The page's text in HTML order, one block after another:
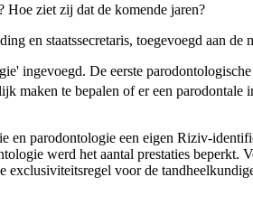
Hoe ziet zij dat de komende jaren?
en staatssecretaris, toegevoegd aan
ingevoegd. De eerste
maken te bepalen of er een
en parodontologie een eigen Riziv-
werd het aantal prestaties
voor de